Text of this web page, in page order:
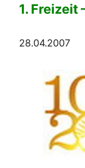
1.
28.04.2007